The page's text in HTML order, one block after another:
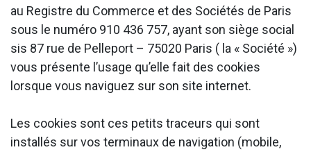
au Registre du Commerce et des Sociétés de Paris
sous le numéro 910 436 757, ayant son siège social
sis 87 rue de Pelleport – 75020 Paris ( la « Société »)
vous présente l’usage qu’elle fait des cookies
lorsque vous naviguez sur son site internet.
Les cookies sont ces petits traceurs qui sont
installés sur vos terminaux de navigation (mobile,